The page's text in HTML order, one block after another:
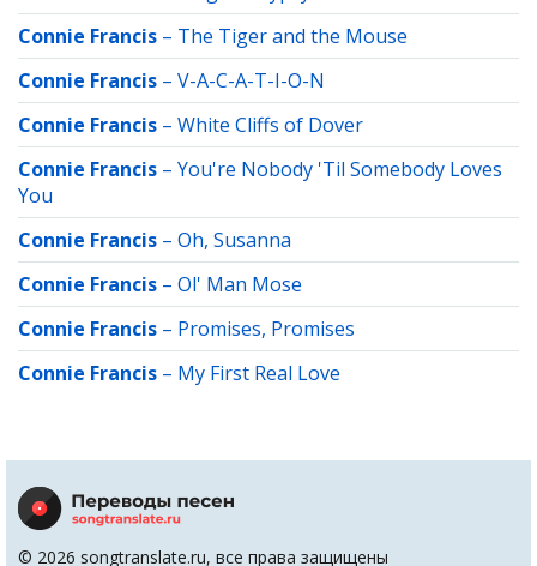
Connie Francis – The Tiger and the Mouse
Connie Francis – V-A-C-A-T-I-O-N
Connie Francis – White Cliffs of Dover
Connie Francis – You're Nobody 'Til Somebody Loves
You
Connie Francis – Oh, Susanna
Connie Francis – Ol' Man Mose
Connie Francis – Promises, Promises
Connie Francis – My First Real Love
© 2026 songtranslate.ru, все права защищены